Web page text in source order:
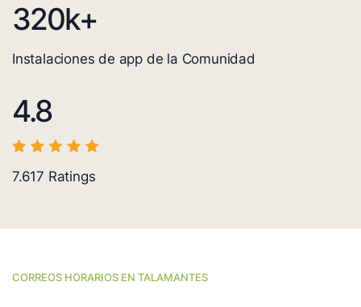
320k+
Instalaciones de app de la Comunidad
4.8
7.617 Ratings
CORREOS HORARIOS EN TALAMANTES